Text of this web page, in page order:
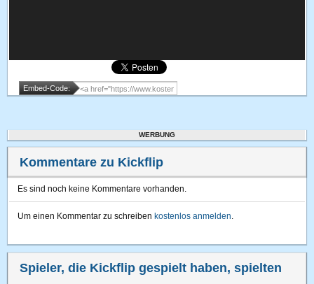
Embed-Code:
WERBUNG
Kommentare zu Kickflip
Es sind noch keine Kommentare vorhanden.
Um einen Kommentar zu schreiben kostenlos anmelden.
Spieler, die Kickflip gespielt haben, spielten